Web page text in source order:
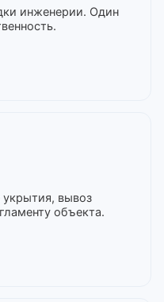
инженерии. Один
вывоз
объекта.